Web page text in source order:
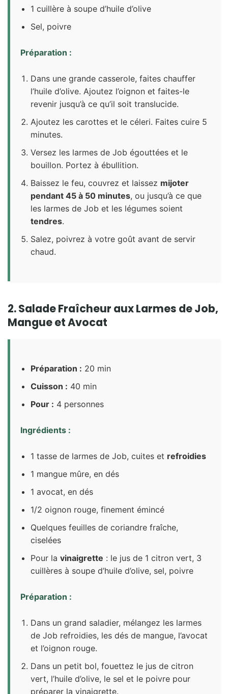
1 cuillère à soupe d’huile d’olive
Sel, poivre
Préparation :
Dans une grande casserole, faites chauffer
l’huile d’olive. Ajoutez l’oignon et faites-le
revenir jusqu’à ce qu’il soit translucide.
Ajoutez les carottes et le céleri. Faites cuire 5
minutes.
Versez les larmes de Job égouttées et le
bouillon. Portez à ébullition.
Baissez le feu, couvrez et laissez mijoter
pendant 45 à 50 minutes, ou jusqu’à ce que
les larmes de Job et les légumes soient
tendres.
Salez, poivrez à votre goût avant de servir
chaud.
2. Salade Fraîcheur aux Larmes de Job,
Mangue et Avocat
Préparation : 20 min
Cuisson : 40 min
Pour : 4 personnes
Ingrédients :
1 tasse de larmes de Job, cuites et refroidies
1 mangue mûre, en dés
1 avocat, en dés
1/2 oignon rouge, finement émincé
Quelques feuilles de coriandre fraîche,
ciselées
Pour la vinaigrette : le jus de 1 citron vert, 3
cuillères à soupe d’huile d’olive, sel, poivre
Préparation :
Dans un grand saladier, mélangez les larmes
de Job refroidies, les dés de mangue, l’avocat
et l’oignon rouge.
Dans un petit bol, fouettez le jus de citron
vert, l’huile d’olive, le sel et le poivre pour
préparer la vinaigrette.